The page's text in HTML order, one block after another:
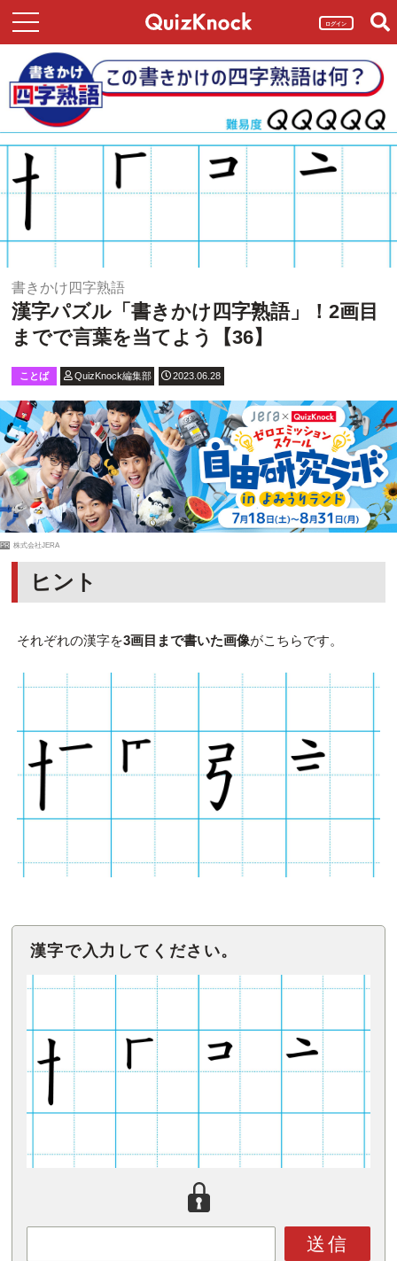
ログイン
書きかけ四字熟語
漢字パズル「書きかけ四字熟語」！2画目
までで言葉を当てよう【36】
ことば QuizKnock編集部 2023.06.28
PR 株式会社JERA
ヒント
それぞれの漢字を3画目まで書いた画像がこちらです。
漢字で入力してください。
送信